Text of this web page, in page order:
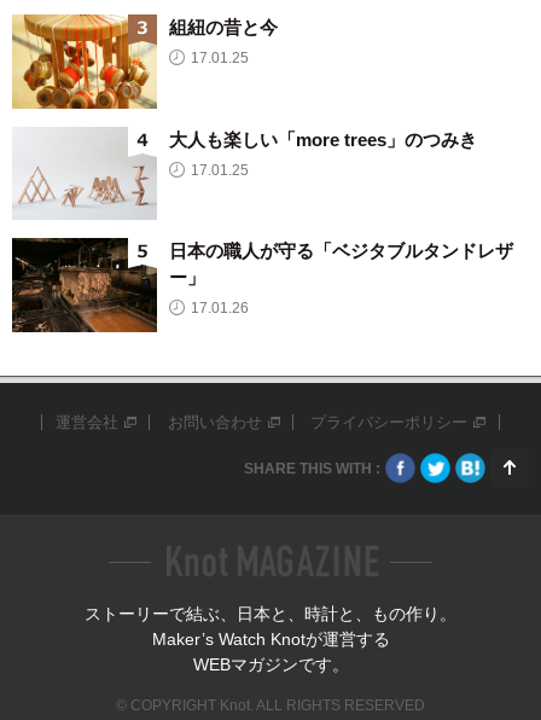
組紐の昔と今
17.01.25
大人も楽しい「more trees」のつみき
17.01.25
日本の職人が守る「ベジタブルタンドレザ
ー」
17.01.26
運営会社 お問い合わせ プライバシーポリシー
SHARE THIS WITH :
ストーリーで結ぶ、日本と、時計と、もの作り。
Maker’s Watch Knotが運営する
WEBマガジンです。
© COPYRIGHT Knot. ALL RIGHTS RESERVED